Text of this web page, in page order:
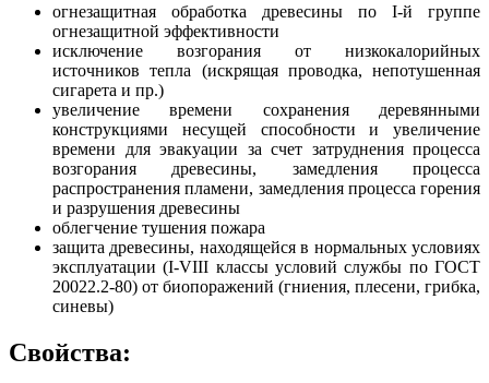
огнезащитная обработка древесины по I-й группе
огнезащитной эффективности
исключение возгорания от низкокалорийных
источников тепла (искрящая проводка, непотушенная
сигарета и пр.)
увеличение времени сохранения деревянными
конструкциями несущей способности и увеличение
времени для эвакуации за счет затруднения процесса
возгорания древесины, замедления процесса
распространения пламени, замедления процесса горения
и разрушения древесины
облегчение тушения пожара
защита древесины, находящейся в нормальных условиях
эксплуатации (I-VIII классы условий службы по ГОСТ
20022.2-80) от биопоражений (гниения, плесени, грибка,
синевы)
Свойства: